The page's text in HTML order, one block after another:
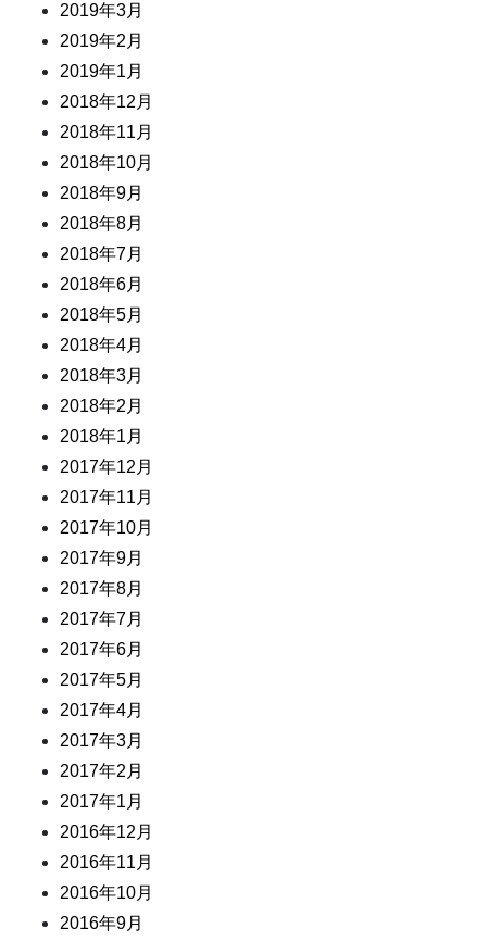
2019年3月
2019年2月
2019年1月
2018年12月
2018年11月
2018年10月
2018年9月
2018年8月
2018年7月
2018年6月
2018年5月
2018年4月
2018年3月
2018年2月
2018年1月
2017年12月
2017年11月
2017年10月
2017年9月
2017年8月
2017年7月
2017年6月
2017年5月
2017年4月
2017年3月
2017年2月
2017年1月
2016年12月
2016年11月
2016年10月
2016年9月